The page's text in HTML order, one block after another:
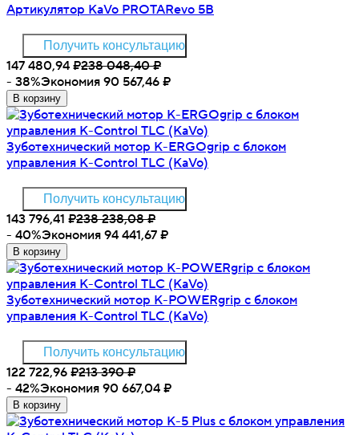
Артикулятор KaVo PROTARevo 5B
Получить консультацию
147 480,94 ₽238 048,40 ₽
- 38%Экономия 90 567,46 ₽
В корзину
Зуботехнический мотор K-ERGOgrip с блоком
управления K-Control TLC (KaVo)
Получить консультацию
143 796,41 ₽238 238,08 ₽
- 40%Экономия 94 441,67 ₽
В корзину
Зуботехнический мотор K-POWERgrip с блоком
управления K-Control TLC (KaVo)
Получить консультацию
122 722,96 ₽213 390 ₽
- 42%Экономия 90 667,04 ₽
В корзину